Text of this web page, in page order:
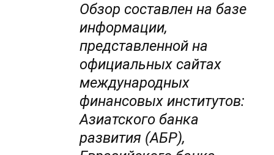
Обзор составлен на базе
информации,
представленной на
официальных сайтах
международных
финансовых институтов:
Азиатского банка
развития (АБР),